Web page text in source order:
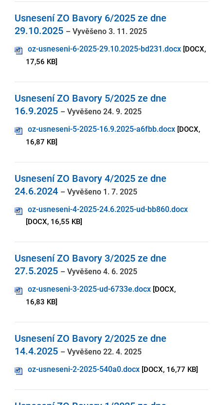
Usnesení ZO Bavory 6/2025 ze dne
29.10.2025 – Vyvěšeno 3. 11. 2025
oz-usneseni-6-2025-29.10.2025-bd231.docx [DOCX,
17,56 KB]
Usnesení ZO Bavory 5/2025 ze dne
16.9.2025 – Vyvěšeno 24. 9. 2025
oz-usneseni-5-2025-16.9.2025-a6fbb.docx [DOCX,
16,87 KB]
Usnesení ZO Bavory 4/2025 ze dne
24.6.2024 – Vyvěšeno 1. 7. 2025
oz-usneseni-4-2025-24.6.2025-ud-bb860.docx
[DOCX, 16,55 KB]
Usnesení ZO Bavory 3/2025 ze dne
27.5.2025 – Vyvěšeno 4. 6. 2025
oz-usneseni-3-2025-ud-6733e.docx [DOCX,
16,83 KB]
Usnesení ZO Bavory 2/2025 ze dne
14.4.2025 – Vyvěšeno 22. 4. 2025
oz-usneseni-2-2025-540a0.docx [DOCX, 16,77 KB]